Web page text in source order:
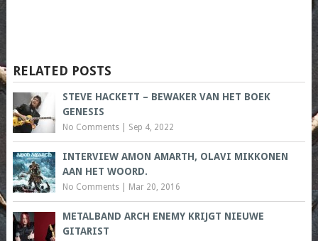
RELATED POSTS
STEVE HACKETT – BEWAKER VAN HET BOEK
GENESIS
No Comments| Sep 4, 2022
INTERVIEW AMON AMARTH, OLAVI MIKKONEN
AAN HET WOORD.
No Comments| Mar 20, 2016
METALBAND ARCH ENEMY KRIJGT NIEUWE
GITARIST